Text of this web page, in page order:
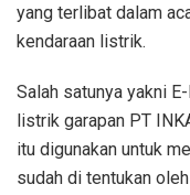
yang terlibat dalam
kendaraan listrik.
Salah satunya yakni
listrik garapan PT
itu digunakan untuk
sudah di tentukan